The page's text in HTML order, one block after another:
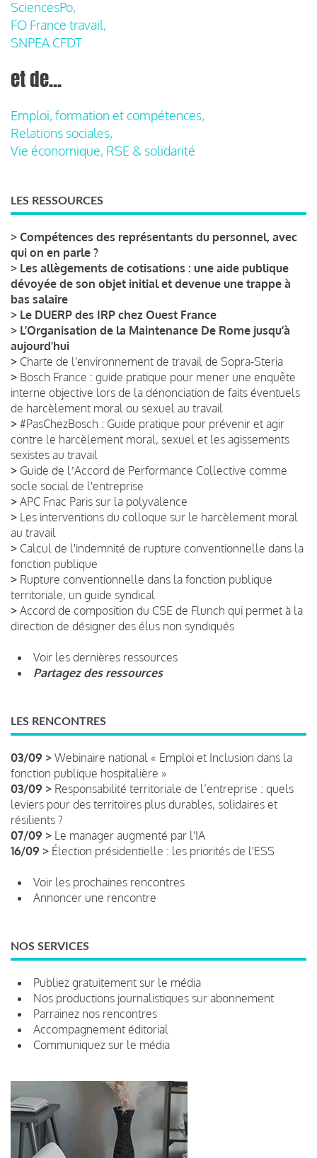
SciencesPo,
FO France travail,
SNPEA CFDT
et de...
Emploi, formation et compétences,
Relations sociales,
Vie économique, RSE & solidarité
LES RESSOURCES
> Compétences des représentants du personnel, avec
qui on en parle ?
> Les allègements de cotisations : une aide publique
dévoyée de son objet initial et devenue une trappe à
bas salaire
> Le DUERP des IRP chez Ouest France
> L’Organisation de la Maintenance De Rome jusqu’à
aujourd’hui
> Charte de l'environnement de travail de Sopra-Steria
> Bosch France : guide pratique pour mener une enquête
interne objective lors de la dénonciation de faits éventuels
de harcèlement moral ou sexuel au travail
> #PasChezBosch : Guide pratique pour prévenir et agir
contre le harcèlement moral, sexuel et les agissements
sexistes au travail
> Guide de lʼAccord de Performance Collective comme
socle social de l'entreprise
> APC Fnac Paris sur la polyvalence
> Les interventions du colloque sur le harcèlement moral
au travail
> Calcul de l'indemnité de rupture conventionnelle dans la
fonction publique
> Rupture conventionnelle dans la fonction publique
territoriale, un guide syndical
> Accord de composition du CSE de Flunch qui permet à la
direction de désigner des élus non syndiqués
Voir les dernières ressources
Partagez des ressources
LES RENCONTRES
03/09 > Webinaire national « Emploi et Inclusion dans la
fonction publique hospitalière »
03/09 > Responsabilité territoriale de l’entreprise : quels
leviers pour des territoires plus durables, solidaires et
résilients ?
07/09 > Le manager augmenté par l'IA
16/09 > Élection présidentielle : les priorités de l'ESS
Voir les prochaines rencontres
Annoncer une rencontre
NOS SERVICES
Publiez gratuitement sur le média
Nos productions journalistiques sur abonnement
Parrainez nos rencontres
Accompagnement éditorial
Communiquez sur le média